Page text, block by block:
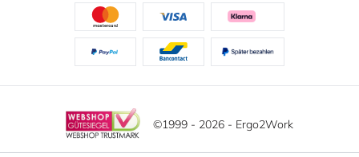
©1999 - 2026 - Ergo2Work